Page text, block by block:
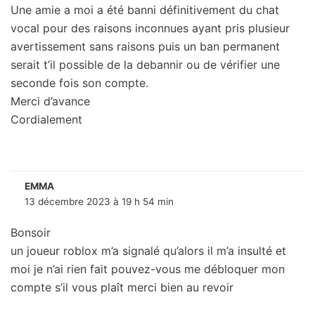
Une amie a moi a été banni définitivement du chat
vocal pour des raisons inconnues ayant pris plusieur
avertissement sans raisons puis un ban permanent
serait t’il possible de la debannir ou de vérifier une
seconde fois son compte.
Merci d’avance
Cordialement
EMMA
13 décembre 2023 à 19 h 54 min
Bonsoir
un joueur roblox m’a signalé qu’alors il m’a insulté et
moi je n’ai rien fait pouvez-vous me débloquer mon
compte s’il vous plaît merci bien au revoir